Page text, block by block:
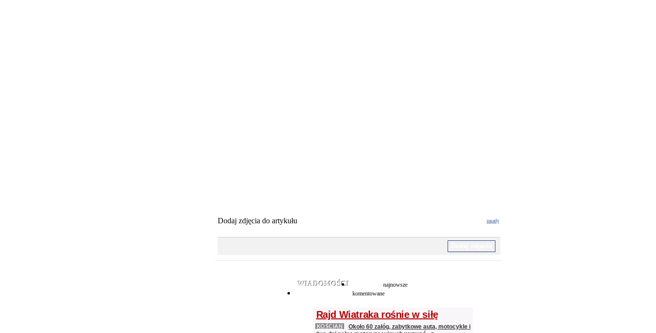
Dodaj zdjęcia do artykułu zasady
WIADOMOŚCI
najnowsze
komentowane
Rajd Wiatraka rośnie w siłę
KOŚCIAN
Około 60 załóg, zabytkowe auta, motocykle i